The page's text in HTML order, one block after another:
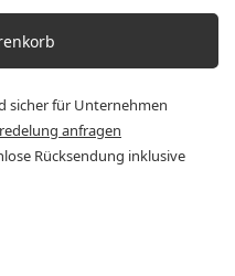
sicher für Unternehmen
anfragen
Rücksendung inklusive